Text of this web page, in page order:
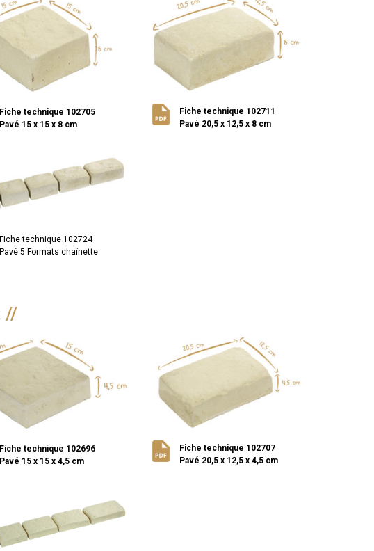
Fiche technique 102705
Pavé 15 x 15 x 8 cm
Fiche technique 102711
Pavé 20,5 x 12,5 x 8 cm
Fiche technique 102724
Pavé 5 Formats chaînette
Fiche technique 102696
Pavé 15 x 15 x 4,5 cm
Fiche technique 102707
Pavé 20,5 x 12,5 x 4,5 cm